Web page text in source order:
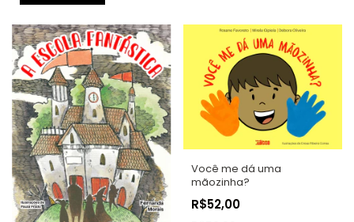
Você me dá uma
mãozinha?
R$52,00